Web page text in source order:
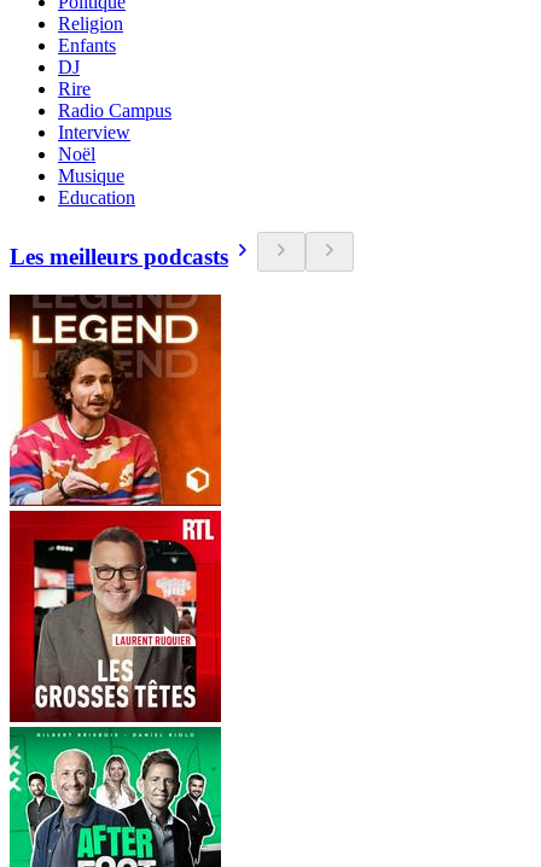
Religion
Enfants
DJ
Rire
Radio Campus
Interview
Noël
Musique
Education
Les meilleurs podcasts